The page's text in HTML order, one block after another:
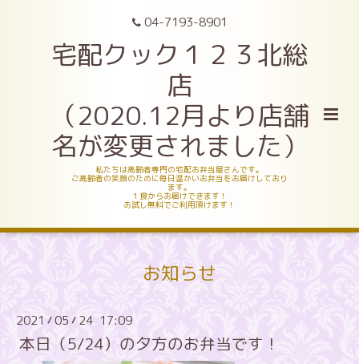
04-7193-8901
宅配クック１２３北総
店
（2020.12月より店舗
名が変更されました）
私たちは高齢者専門の宅配お弁当屋さんです。
ご高齢者の笑顔のために毎日温かいお弁当をお届けしており
ます。
１食からお届けできます！
お試し無料でご利用頂けます！
お知らせ
2021 /05 / 24 17:09
本日（5/24）の夕方のお弁当です！